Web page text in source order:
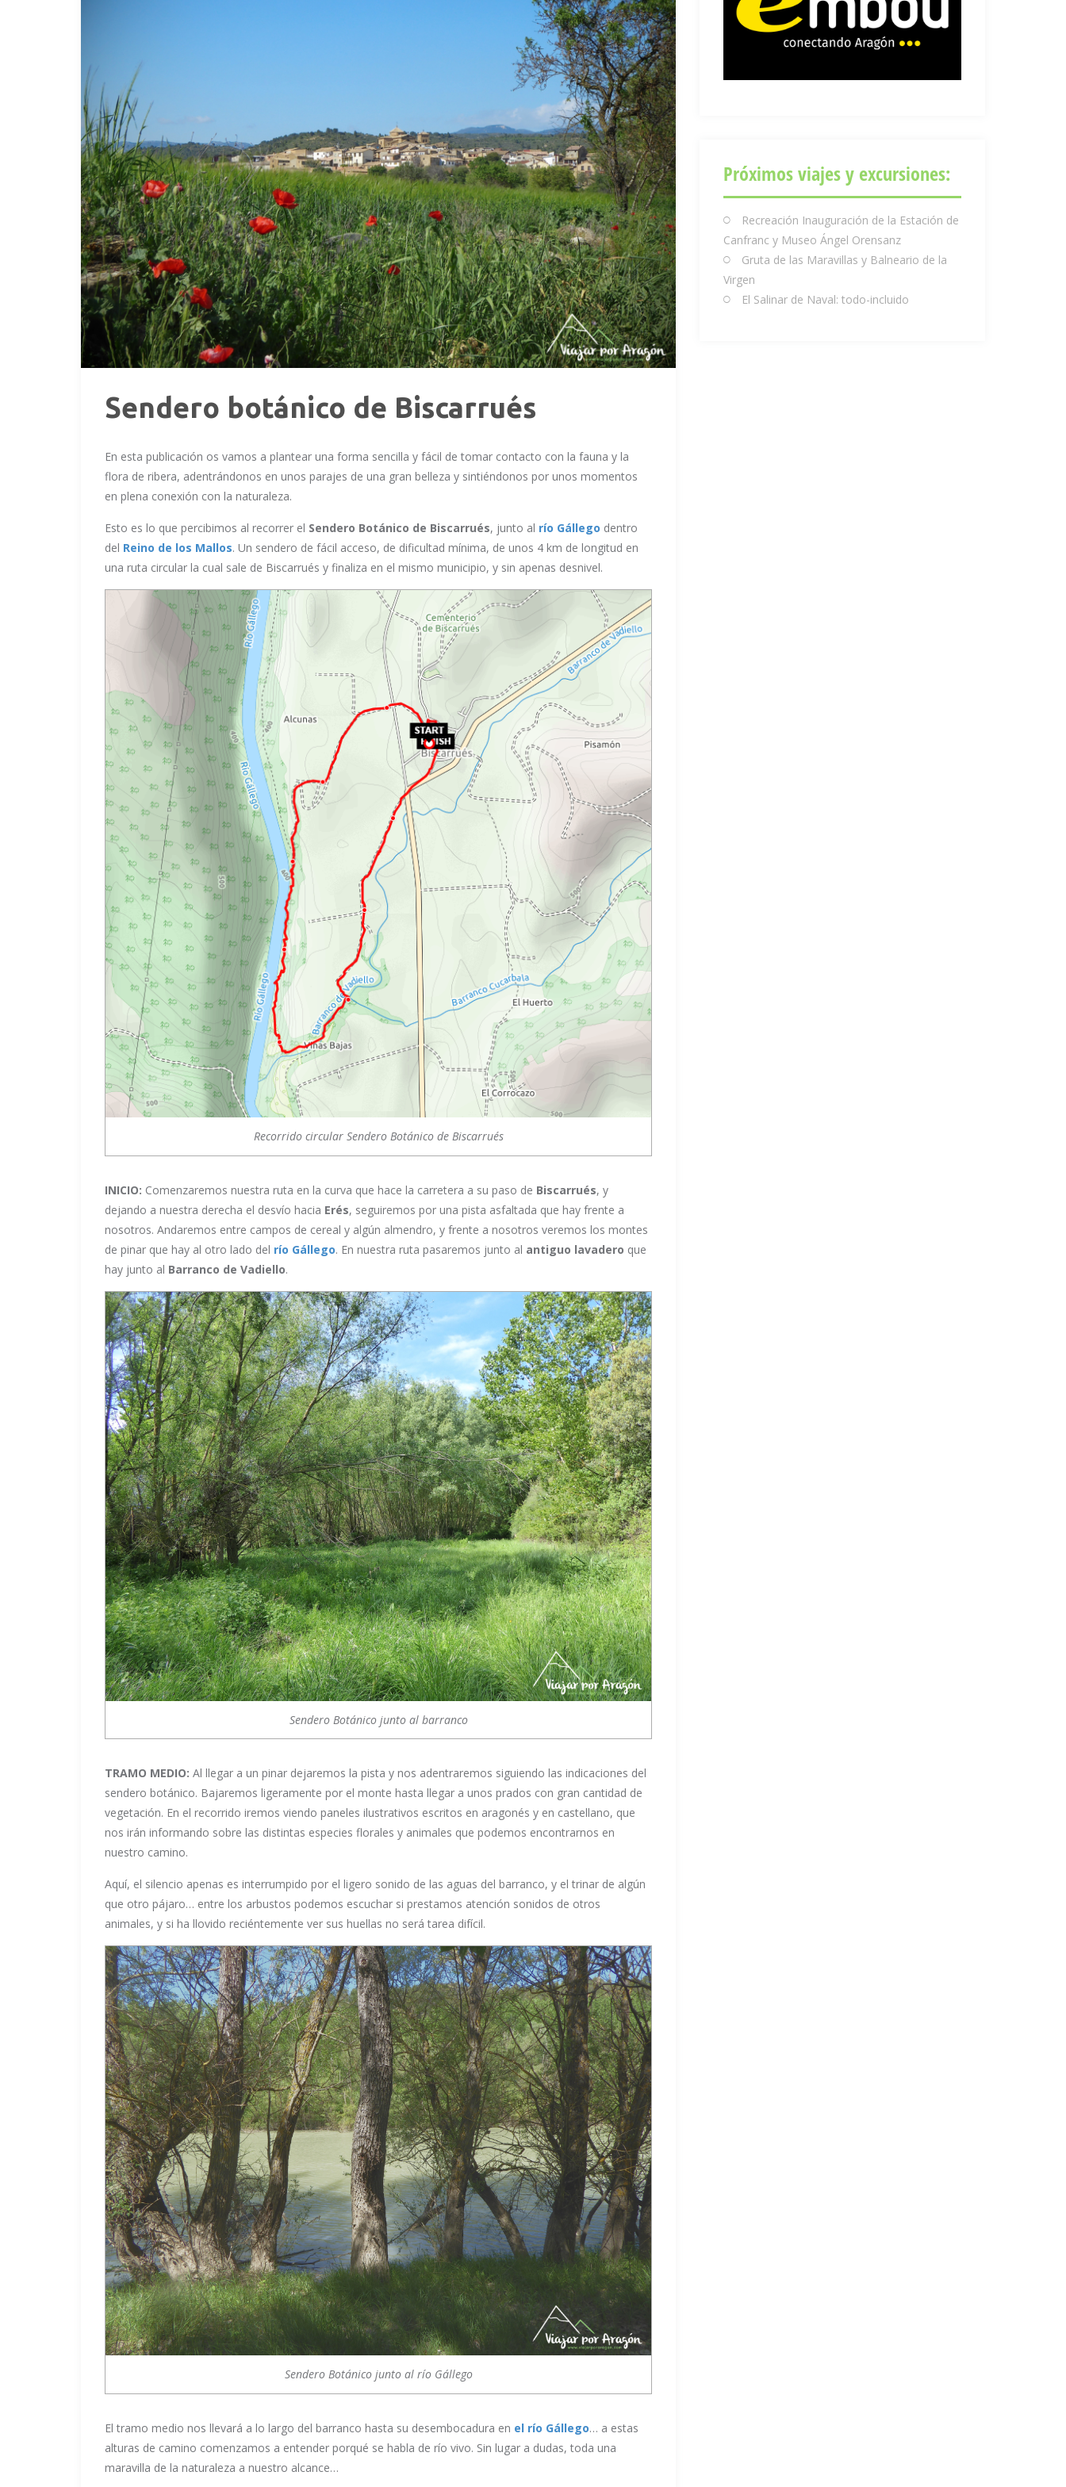
Sendero botánico de Biscarrués
En esta publicación os vamos a plantear una forma sencilla y fácil de tomar contacto con la fauna y la
flora de ribera, adentrándonos en unos parajes de una gran belleza y sintiéndonos por unos momentos
en plena conexión con la naturaleza.
Esto es lo que percibimos al recorrer el Sendero Botánico de Biscarrués, junto al río Gállego dentro
del Reino de los Mallos. Un sendero de fácil acceso, de dificultad mínima, de unos 4 km de longitud en
una ruta circular la cual sale de Biscarrués y finaliza en el mismo municipio, y sin apenas desnivel.
Recorrido circular Sendero Botánico de Biscarrués
INICIO: Comenzaremos nuestra ruta en la curva que hace la carretera a su paso de Biscarrués, y
dejando a nuestra derecha el desvío hacia Erés, seguiremos por una pista asfaltada que hay frente a
nosotros. Andaremos entre campos de cereal y algún almendro, y frente a nosotros veremos los montes
de pinar que hay al otro lado del río Gállego. En nuestra ruta pasaremos junto al antiguo lavadero que
hay junto al Barranco de Vadiello.
Sendero Botánico junto al barranco
TRAMO MEDIO: Al llegar a un pinar dejaremos la pista y nos adentraremos siguiendo las indicaciones del
sendero botánico. Bajaremos ligeramente por el monte hasta llegar a unos prados con gran cantidad de
vegetación. En el recorrido iremos viendo paneles ilustrativos escritos en aragonés y en castellano, que
nos irán informando sobre las distintas especies florales y animales que podemos encontrarnos en
nuestro camino.
Aquí, el silencio apenas es interrumpido por el ligero sonido de las aguas del barranco, y el trinar de algún
que otro pájaro… entre los arbustos podemos escuchar si prestamos atención sonidos de otros
animales, y si ha llovido reciéntemente ver sus huellas no será tarea difícil.
Sendero Botánico junto al río Gállego
El tramo medio nos llevará a lo largo del barranco hasta su desembocadura en el río Gállego… a estas
alturas de camino comenzamos a entender porqué se habla de río vivo. Sin lugar a dudas, toda una
maravilla de la naturaleza a nuestro alcance…
Próximos viajes y excursiones:
Recreación Inauguración de la Estación de
Canfranc y Museo Ángel Orensanz
Gruta de las Maravillas y Balneario de la
Virgen
El Salinar de Naval: todo-incluido